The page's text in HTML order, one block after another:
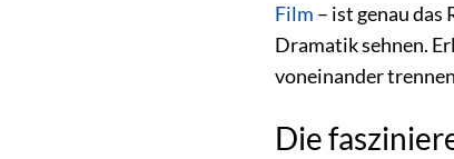
Film – ist genau
Dramatik sehnen.
voneinander
Die